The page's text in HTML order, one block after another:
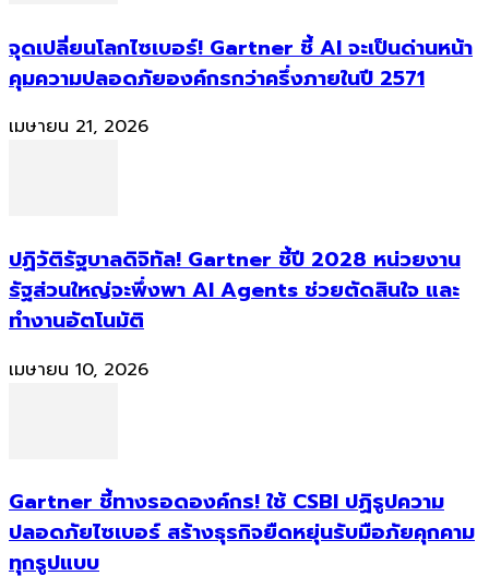
จุดเปลี่ยนโลกไซเบอร์! Gartner ชี้ AI จะเป็นด่านหน้า
คุมความปลอดภัยองค์กรกว่าครึ่งภายในปี 2571
เมษายน 21, 2026
ปฏิวัติรัฐบาลดิจิทัล! Gartner ชี้ปี 2028 หน่วยงาน
รัฐส่วนใหญ่จะพึ่งพา AI Agents ช่วยตัดสินใจ และ
ทำงานอัตโนมัติ
เมษายน 10, 2026
Gartner ชี้ทางรอดองค์กร! ใช้ CSBI ปฏิรูปความ
ปลอดภัยไซเบอร์ สร้างธุรกิจยืดหยุ่นรับมือภัยคุกคาม
ทุกรูปแบบ